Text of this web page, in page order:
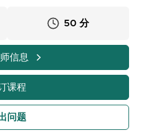
50 分
信息
课程
问题